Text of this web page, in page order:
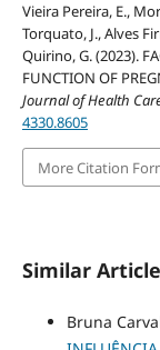
Vieira Pereira, E.,
Torquato, J., Alves
Quirino, G. (2023).
FUNCTION OF
Journal of Health
4330.8605
More Citation
Similar
Bruna